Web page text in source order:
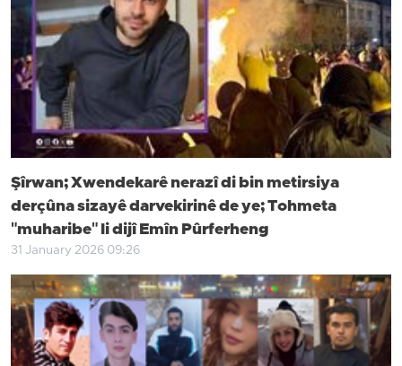
Şîrwan; Xwendekarê nerazî di bin metirsiya
derçûna sizayê darvekirinê de ye; Tohmeta
"muharibe" li dijî Emîn Pûrferheng
31 January 2026 09:26